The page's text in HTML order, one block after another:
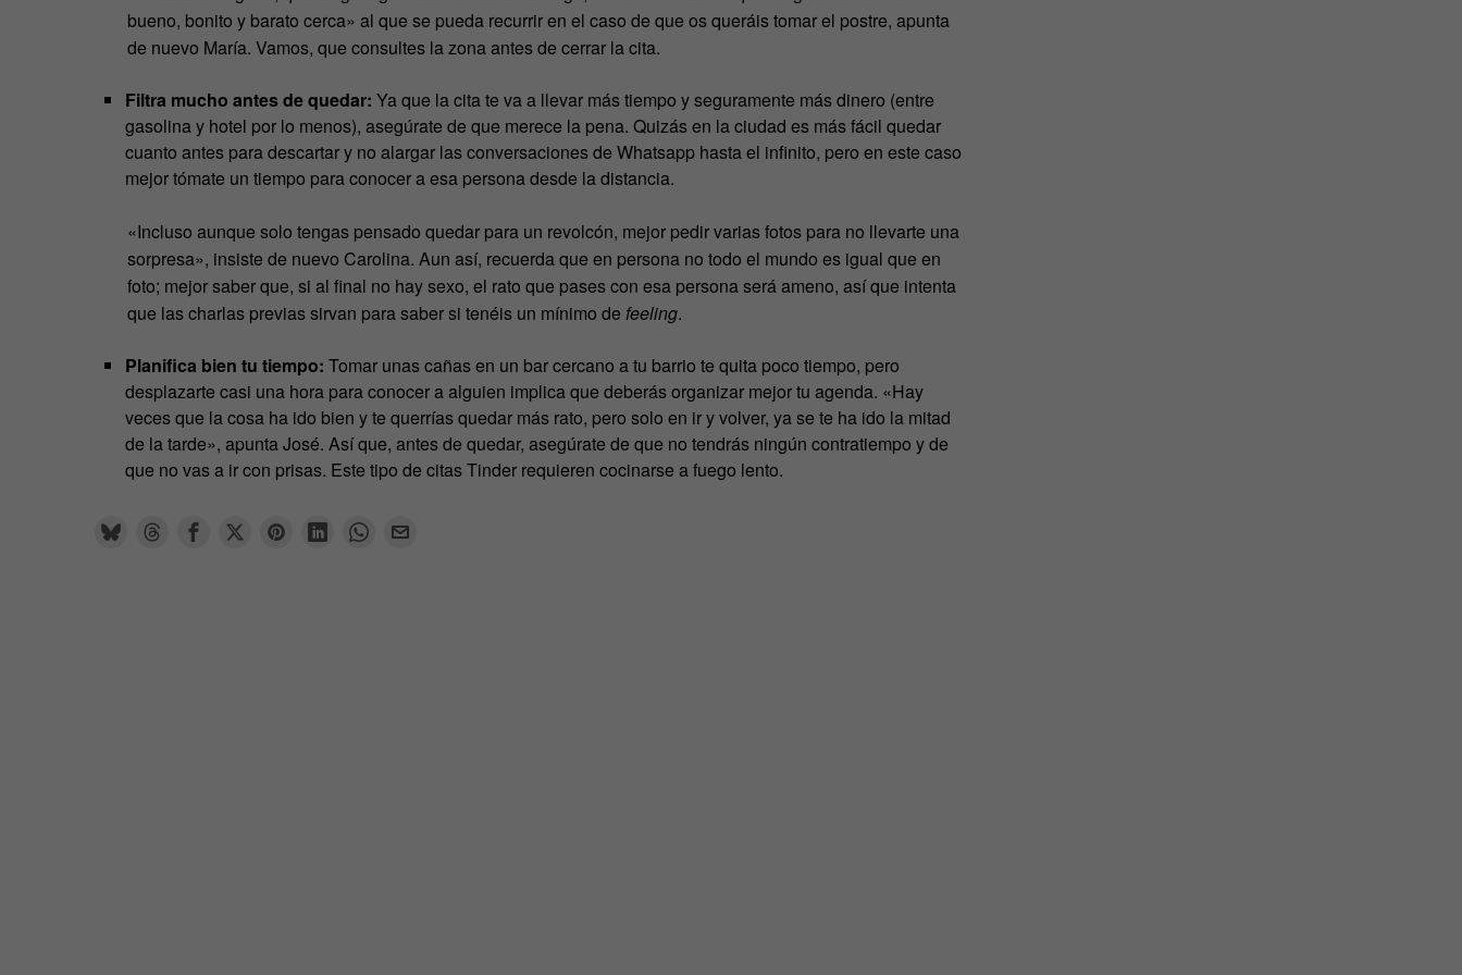
bueno, bonito y barato cerca» al que se pueda recurrir en el caso de que os queráis tomar el postre, apunta
de nuevo María. Vamos, que consultes la zona antes de cerrar la cita.
Filtra mucho antes de quedar: Ya que la cita te va a llevar más tiempo y seguramente más dinero (entre
gasolina y hotel por lo menos), asegúrate de que merece la pena. Quizás en la ciudad es más fácil quedar
cuanto antes para descartar y no alargar las conversaciones de Whatsapp hasta el infinito, pero en este caso
mejor tómate un tiempo para conocer a esa persona desde la distancia.
«Incluso aunque solo tengas pensado quedar para un revolcón, mejor pedir varias fotos para no llevarte una
sorpresa», insiste de nuevo Carolina. Aun así, recuerda que en persona no todo el mundo es igual que en
foto; mejor saber que, si al final no hay sexo, el rato que pases con esa persona será ameno, así que intenta
que las charlas previas sirvan para saber si tenéis un mínimo de feeling.
Planifica bien tu tiempo: Tomar unas cañas en un bar cercano a tu barrio te quita poco tiempo, pero
desplazarte casi una hora para conocer a alguien implica que deberás organizar mejor tu agenda. «Hay
veces que la cosa ha ido bien y te querrías quedar más rato, pero solo en ir y volver, ya se te ha ido la mitad
de la tarde», apunta José. Así que, antes de quedar, asegúrate de que no tendrás ningún contratiempo y de
que no vas a ir con prisas. Este tipo de citas Tinder requieren cocinarse a fuego lento.